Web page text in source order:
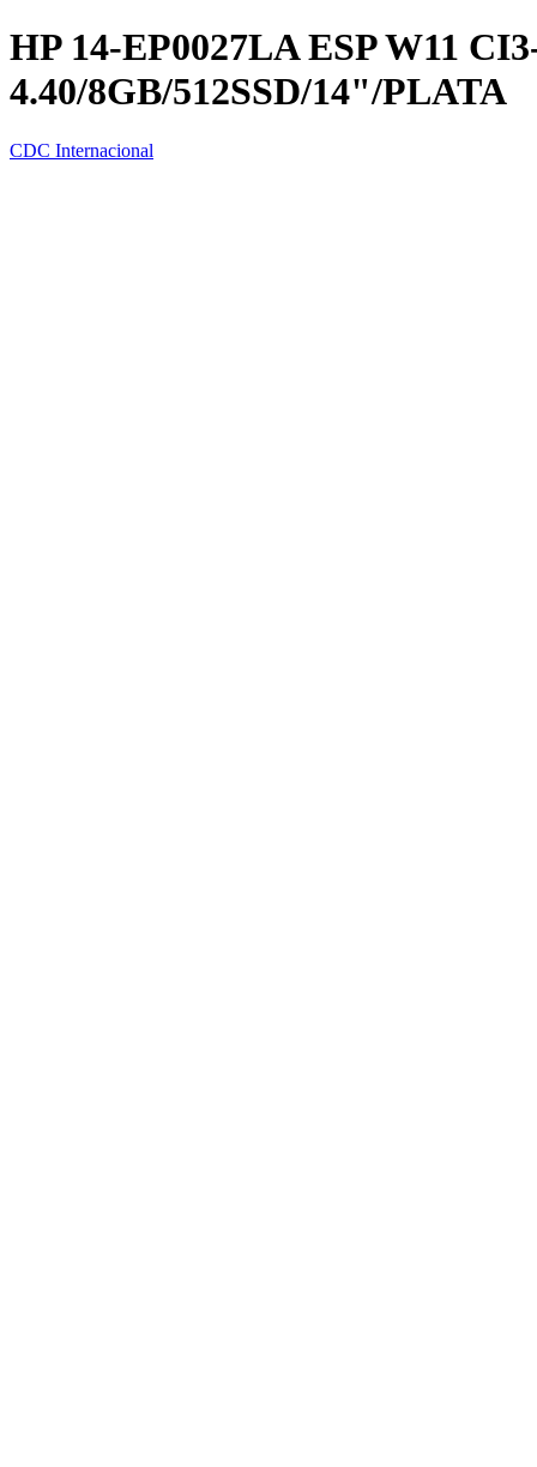
HP 14-EP0027LA ESP W11
4.40/8GB/512SSD/14"/PLATA
CDC Internacional